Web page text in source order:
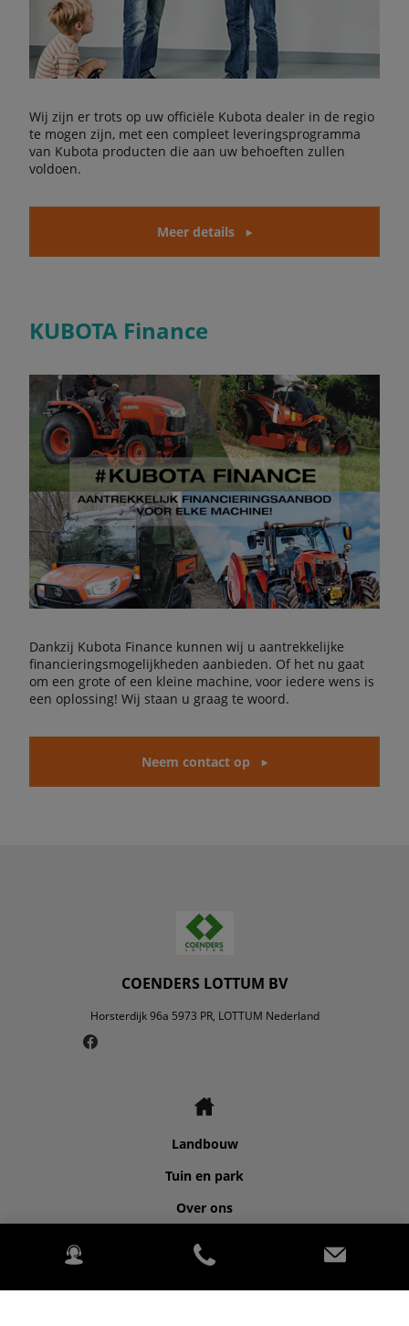
Wij zijn er trots op uw officiële Kubota dealer in de regio
te mogen zijn, met een compleet leveringsprogramma
van Kubota producten die aan uw behoeften zullen
voldoen.
Meer details
KUBOTA Finance
Dankzij Kubota Finance kunnen wij u aantrekkelijke
financieringsmogelijkheden aanbieden. Of het nu gaat
om een grote of een kleine machine, voor iedere wens is
een oplossing! Wij staan u graag te woord.
Neem contact op
COENDERS LOTTUM BV
Horsterdijk 96a 5973 PR, LOTTUM Nederland
Landbouw
Tuin en park
Over ons